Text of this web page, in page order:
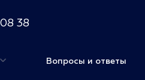
38
Вопросы и ответы